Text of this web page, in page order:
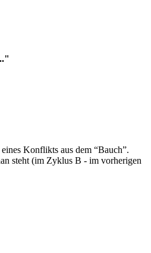
Konflikts aus dem “Bauch”.
steht (im Zyklus B - im vorherigen